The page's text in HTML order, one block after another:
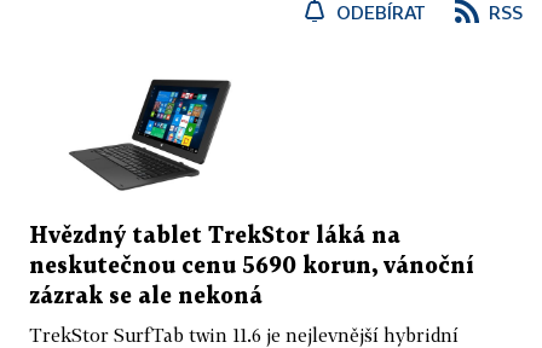
ODEBÍRAT RSS
Hvězdný tablet TrekStor láká na
neskutečnou cenu 5690 korun, vánoční
zázrak se ale nekoná
TrekStor SurfTab twin 11.6 je nejlevnější hybridní